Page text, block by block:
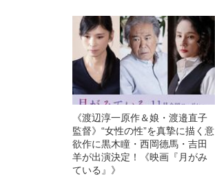
《渡辺淳一原作＆娘・渡邉直子
監督》“女性の性”を真摯に描く意
欲作に黒木瞳・西岡德馬・吉田
羊が出演決定！《映画『月がみ
ている』》